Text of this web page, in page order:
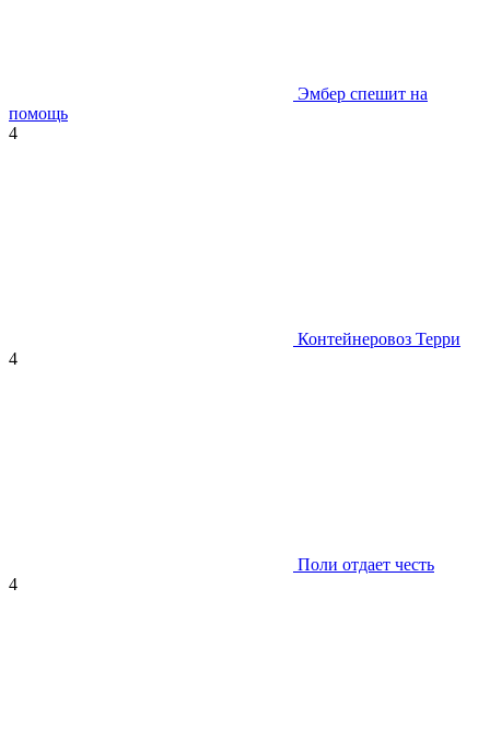
Эмбер спешит на
помощь
4
Контейнеровоз Терри
4
Поли отдает честь
4